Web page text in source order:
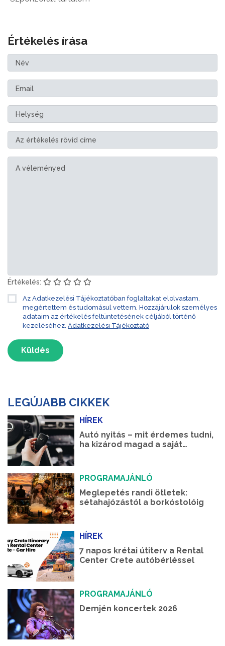
Értékelés írása
Értékelés:
Az Adatkezelési Tájékoztatóban foglaltakat elolvastam,
megértettem és tudomásul vettem. Hozzájárulok személyes
adataim az értékelés feltüntetésének céljából történő
kezeléséhez. Adatkezelési Tájékoztató
Küldés
LEGÚJABB CIKKEK
HÍREK
Autó nyitás – mit érdemes tudni,
ha kizárod magad a saját
PROGRAMAJÁNLÓ
Meglepetés randi ötletek:
sétahajózástól a borkóstolóig
HÍREK
7 napos krétai útiterv a Rental
Center Crete autóbérléssel
PROGRAMAJÁNLÓ
Demjén koncertek 2026